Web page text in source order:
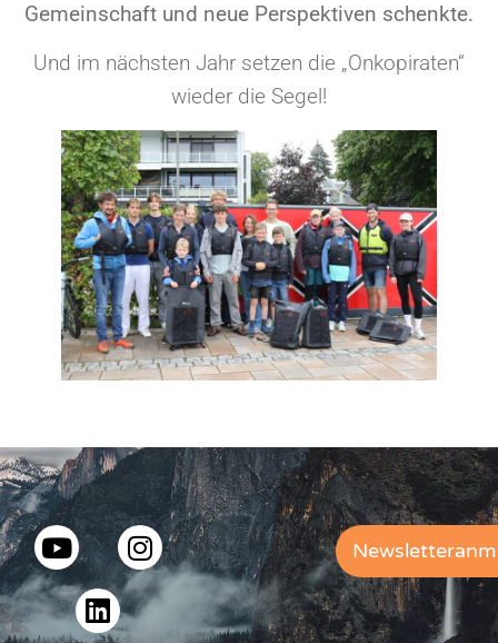
Gemeinschaft und neue Perspektiven schenkte.
Und im nächsten Jahr setzen die „Onkopiraten“
wieder die Segel!